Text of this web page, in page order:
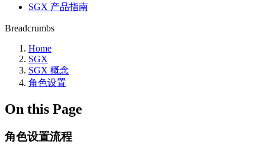
SGX 产品指南
Breadcrumbs
Home
SGX
SGX 概念
角色设置
On this Page
角色设置流程